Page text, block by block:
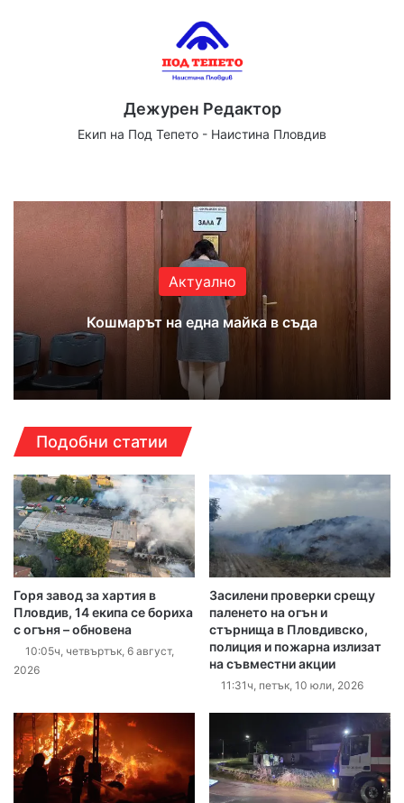
Дежурен Редактор
Екип на Под Тепето - Наистина Пловдив
Актуално
Кошмарът на една майка в съда
Подобни статии
Горя завод за хартия в
Пловдив, 14 екипа се бориха
с огъня – обновена
10:05ч, четвъртък, 6 август,
2026
Засилени проверки срещу
паленето на огън и
стърнища в Пловдивско,
полиция и пожарна излизат
на съвместни акции
11:31ч, петък, 10 юли, 2026